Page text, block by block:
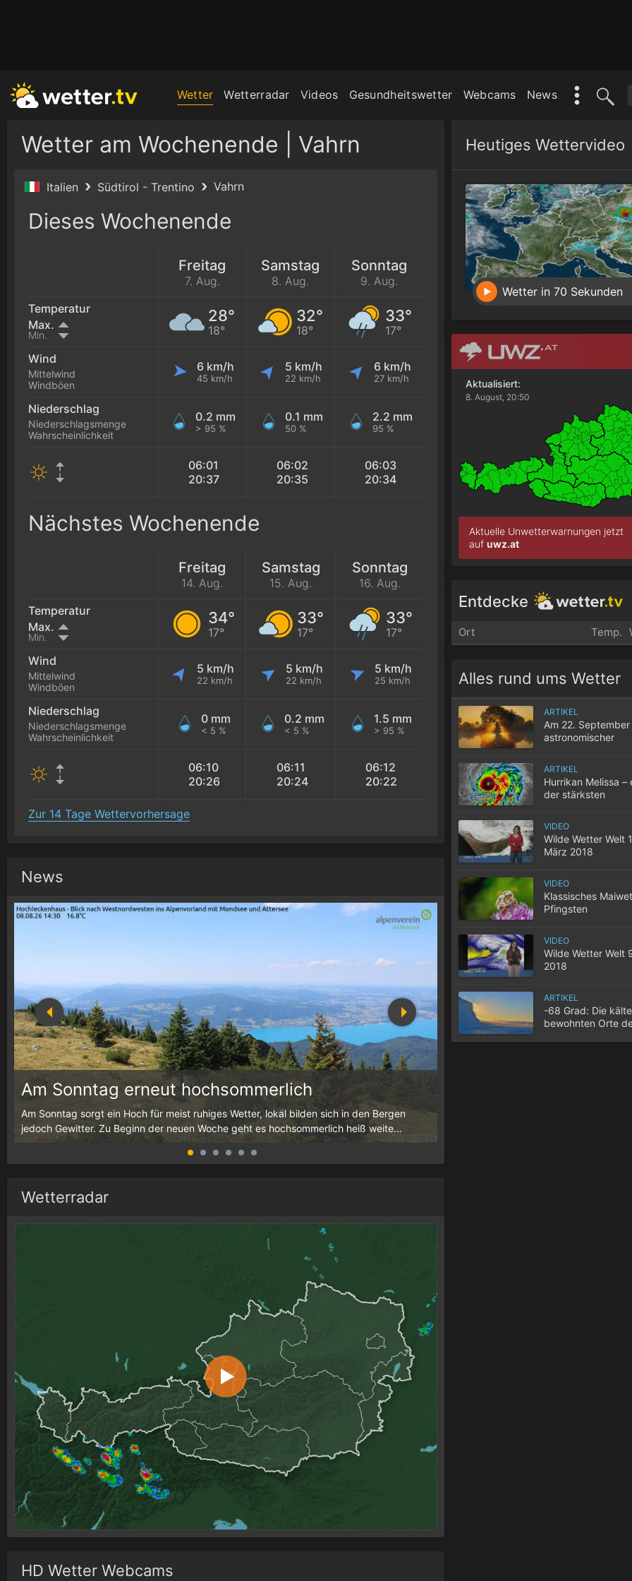
Wetter Wetterradar Videos Gesundheitswetter Webcams News
Wetter am Wochenende | Vahrn
Italien Südtirol - Trentino Vahrn
Dieses Wochenende
Freitag
7. Aug.
Samstag
8. Aug.
Sonntag
9. Aug.
Temperatur
Max.
Min.
28°
18°
32°
18°
33°
17°
Wind
Mittelwind
Windböen
6 km/h
45 km/h
5 km/h
22 km/h
6 km/h
27 km/h
Niederschlag
Niederschlagsmenge
Wahrscheinlichkeit
0.2 mm
> 95 %
0.1 mm
50 %
2.2 mm
95 %
06:01
20:37
06:02
20:35
06:03
20:34
Nächstes Wochenende
Freitag
14. Aug.
Samstag
15. Aug.
Sonntag
16. Aug.
Temperatur
Max.
Min.
34°
17°
33°
17°
33°
17°
Wind
Mittelwind
Windböen
5 km/h
22 km/h
5 km/h
22 km/h
5 km/h
25 km/h
Niederschlag
Niederschlagsmenge
Wahrscheinlichkeit
0 mm
< 5 %
0.2 mm
< 5 %
1.5 mm
> 95 %
06:10
20:26
06:11
20:24
06:12
20:22
Zur 14 Tage Wettervorhersage
News
Am Sonntag erneut hochsommerlich
Am Sonntag sorgt ein Hoch für meist ruhiges Wetter, lokal bilden sich in den Bergen
jedoch Gewitter. Zu Beginn der neuen Woche geht es hochsommerlich heiß weite...
Wetterradar
HD Wetter Webcams
Heutiges Wettervideo
Wetter in 70 Sekunden
Aktualisiert:
8. August, 20:50
Aktuelle Unwetterwarnungen jetzt
auf uwz.at
Entdecke
Ort Temp.
Alles rund ums Wetter
ARTIKEL
Am 22.
astronomischer
ARTIKEL
Hurrikan Melissa –
der stärksten
VIDEO
Wilde Wetter Welt
März 2018
VIDEO
Klassisches
Pfingsten
VIDEO
Wilde Wetter Welt
2018
ARTIKEL
-68 Grad: Die
bewohnten Orte